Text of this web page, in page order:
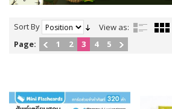
Sort By
View as:
Page:
1 2 3 4 5